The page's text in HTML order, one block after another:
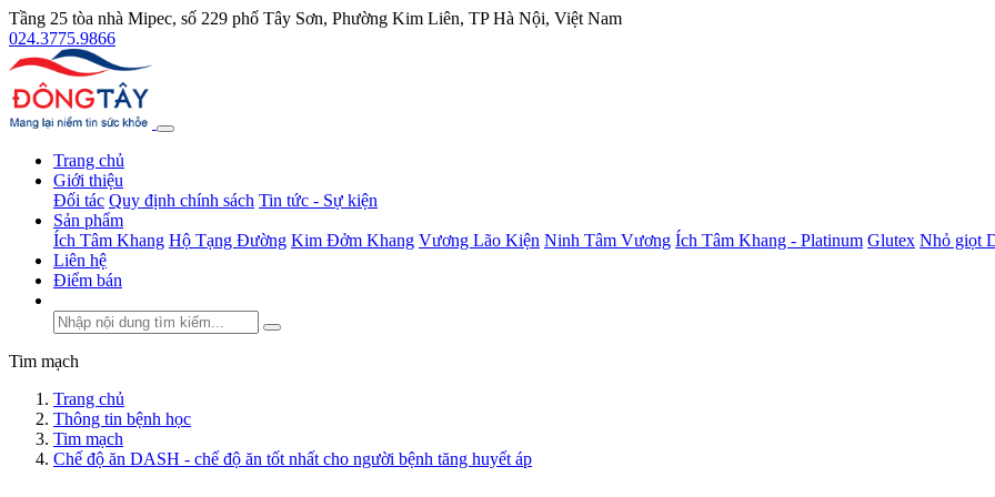
Tầng 25 tòa nhà Mipec, số 229 phố Tây Sơn, Phường Kim Liên, TP Hà Nội, Việt Nam
024.3775.9866
Trang chủ
Giới thiệu
Đối tác Quy định chính sách Tin tức - Sự kiện
Sản phẩm
Ích Tâm Khang Hộ Tạng Đường Kim Đởm Khang Vương Lão Kiện Ninh Tâm Vương Ích Tâm Khang - Platinum Glutex Nhỏ giọt
Liên hệ
Điểm bán
Tim mạch
Trang chủ
Thông tin bệnh học
Tim mạch
Chế độ ăn DASH - chế độ ăn tốt nhất cho người bệnh tăng huyết áp